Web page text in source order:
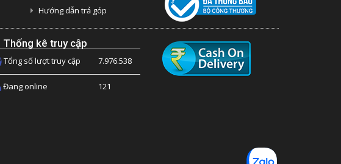
Hướng dẫn trả góp
Thống kê truy cập
Tổng số lượt truy cập 7.976.538
Đang online 121